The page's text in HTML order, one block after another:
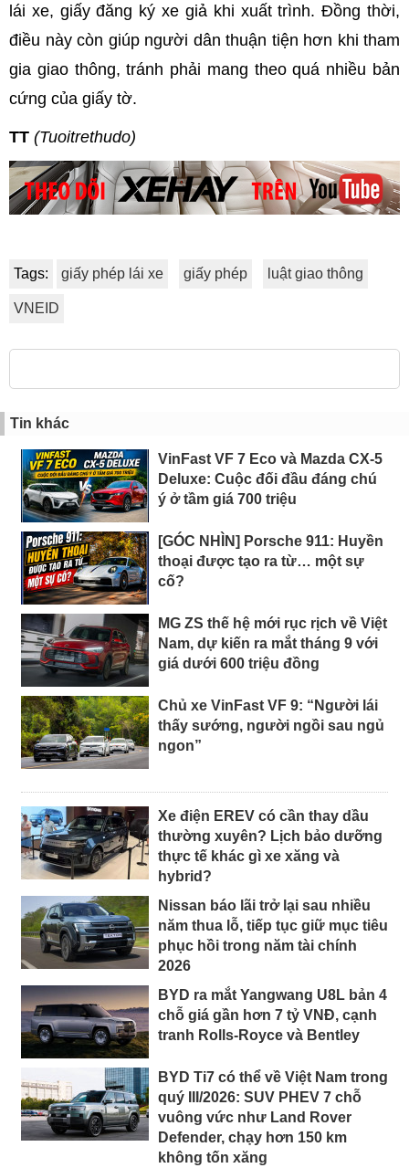
lái xe, giấy đăng ký xe giả khi xuất trình. Đồng thời,
điều này còn giúp người dân thuận tiện hơn khi tham
gia giao thông, tránh phải mang theo quá nhiều bản
cứng của giấy tờ.
TT (Tuoitrethudo)
Tags: giấy phép lái xe giấy phép luật giao thông
VNEID
Tin khác
VinFast VF 7 Eco và Mazda CX-5
Deluxe: Cuộc đối đầu đáng chú
ý ở tầm giá 700 triệu
[GÓC NHÌN] Porsche 911: Huyền
thoại được tạo ra từ… một sự
cố?
MG ZS thế hệ mới rục rịch về Việt
Nam, dự kiến ra mắt tháng 9 với
giá dưới 600 triệu đồng
Chủ xe VinFast VF 9: “Người lái
thấy sướng, người ngồi sau ngủ
ngon”
Xe điện EREV có cần thay dầu
thường xuyên? Lịch bảo dưỡng
thực tế khác gì xe xăng và
hybrid?
Nissan báo lãi trở lại sau nhiều
năm thua lỗ, tiếp tục giữ mục tiêu
phục hồi trong năm tài chính
2026
BYD ra mắt Yangwang U8L bản 4
chỗ giá gần hơn 7 tỷ VNĐ, cạnh
tranh Rolls-Royce và Bentley
BYD Ti7 có thể về Việt Nam trong
quý III/2026: SUV PHEV 7 chỗ
vuông vức như Land Rover
Defender, chạy hơn 150 km
không tốn xăng